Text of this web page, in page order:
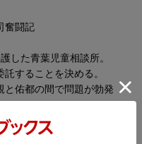
奮闘記
した青葉児童相談所。
することを決める。
と佑都の間で問題が勃発
話までを収録。
がある。